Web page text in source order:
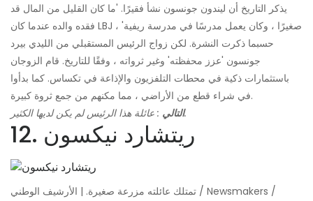
يذكر التاريخ أن ليندون جونسون نشأ فقيرًا. 'ما كان القليل من المال قد
فقده والده عندما كان LBJ صغيرًا ، وكان يعمل مدرسًا في مدرسة ريفية' ،
حسبما ذكرت النشرة. لكن زواج الرئيس المستقبلي من الليدي بيرد
جونسون 'عزز محفظته' وغير ثرواته ، وفقًا للتاريخ. قام الزوجان
باستثمارات ذكية في محطات التلفزيون والإذاعة في تكساس. كما بدأوا
في شراء قطع من الأراضي ، مما مكنهم من جمع ثروة كبيرة.
التالي: عائلة هذا الرئيس لم يكن لديها الكثير.
12. ريتشارد نيكسون
تمتلك عائلته مزرعة صغيرة. | الأرشيف الوطني / Newsmakers /